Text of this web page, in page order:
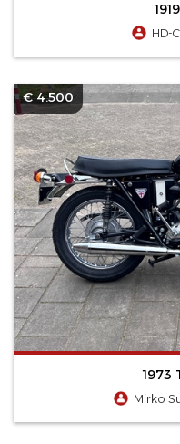
HD-
€ 4.500
1973
Mirko